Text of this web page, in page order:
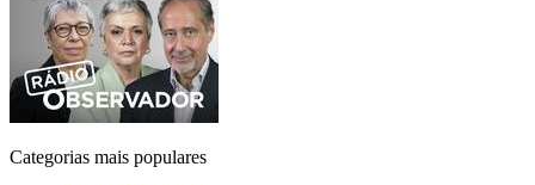
Categorias mais populares